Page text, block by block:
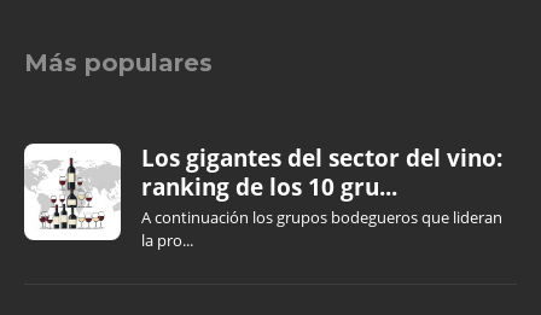
Más populares
Los gigantes del sector del vino:
ranking de los 10 gru...
A continuación los grupos bodegueros que lideran
la pro...